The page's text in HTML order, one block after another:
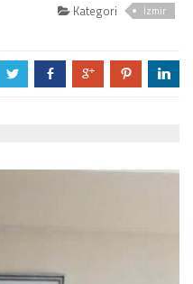
Kategori İzmir
a b c d j